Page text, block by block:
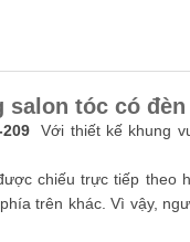
salon tóc có
Với thiết kế khung
chiếu trực tiếp
trên khác. Vì vậy,